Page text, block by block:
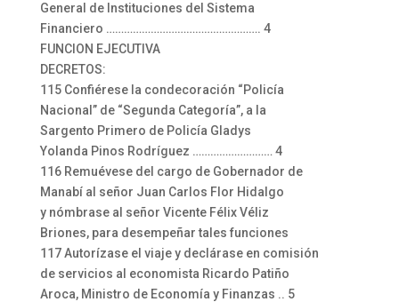
General de Instituciones del Sistema
Financiero ……………………………………………. 4
FUNCION EJECUTIVA
DECRETOS:
115 Confiérese la condecoración “Policía
Nacional” de “Segunda Categoría”, a la
Sargento Primero de Policía Gladys
Yolanda Pinos Rodríguez ……………………… 4
116 Remuévese del cargo de Gobernador de
Manabí al señor Juan Carlos Flor Hidalgo
y nómbrase al señor Vicente Félix Véliz
Briones, para desempeñar tales funciones
117 Autorízase el viaje y declárase en comisión
de servicios al economista Ricardo Patiño
Aroca, Ministro de Economía y Finanzas .. 5